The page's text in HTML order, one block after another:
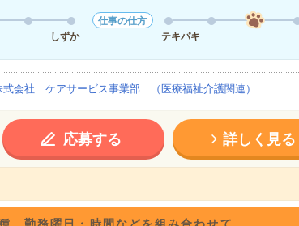
しずか
仕事の仕方
テキパキ
式会社 ケアサービス事業部 （医療福祉介護関連）
応募する 詳しく見る